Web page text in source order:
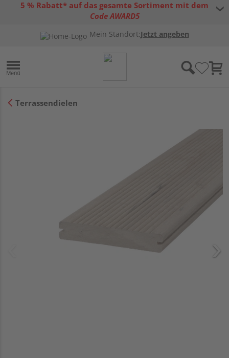
5 % Rabatt* auf das gesamte Sortiment mit dem
Code AWARD5
Gutscheinbedingungen
Mein Standort:Jetzt angeben
Terrassendielen